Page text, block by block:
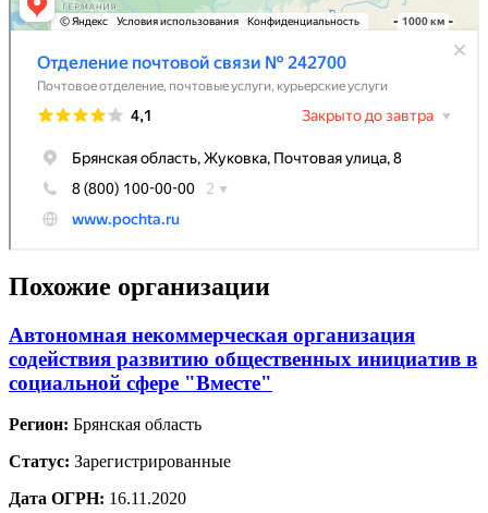
Похожие организации
Автономная некоммерческая организация
содействия развитию общественных инициатив в
социальной сфере "Вместе"
Регион: Брянская область
Статус: Зарегистрированные
Дата ОГРН: 16.11.2020